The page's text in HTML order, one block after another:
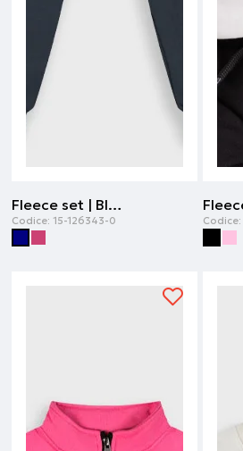
Fleece set | Blu navy
Codice: 15-126343-0 Codice: